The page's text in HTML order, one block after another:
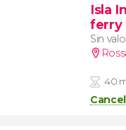
Isla
ferry
Sin
40